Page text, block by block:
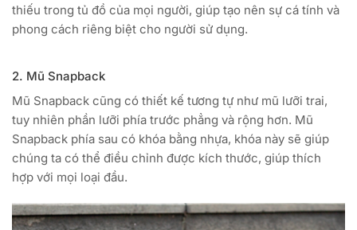
thiếu trong tủ đồ của mọi người, giúp tạo nên sự cá tính và
phong cách riêng biệt cho người sử dụng.
2. Mũ Snapback
Mũ Snapback cũng có thiết kế tương tự như mũ lưỡi trai,
tuy nhiên phần lưỡi phía trước phẳng và rộng hơn. Mũ
Snapback phía sau có khóa bằng nhựa, khóa này sẽ giúp
chúng ta có thể điều chỉnh được kích thước, giúp thích
hợp với mọi loại đầu.